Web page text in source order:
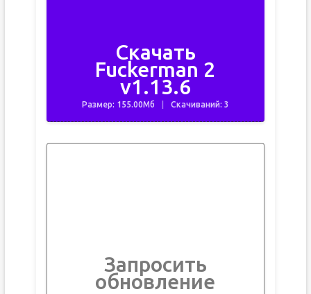
Скачать
Fuckerman 2
v1.13.6
Размер: 155.00Мб Скачиваний: 3
Запросить
обновление